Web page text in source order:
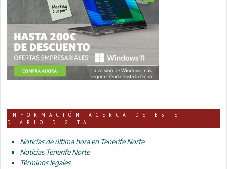
INFORMACIÓN ACERCA DE ESTE
DIARIO DIGITAL
Noticias de última hora en Tenerife Norte
Noticias Tenerife Norte
Términos legales